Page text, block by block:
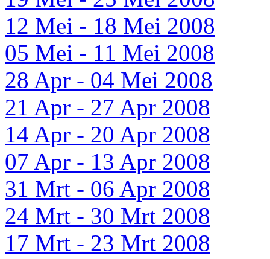
12 Mei - 18 Mei 2008
05 Mei - 11 Mei 2008
28 Apr - 04 Mei 2008
21 Apr - 27 Apr 2008
14 Apr - 20 Apr 2008
07 Apr - 13 Apr 2008
31 Mrt - 06 Apr 2008
24 Mrt - 30 Mrt 2008
17 Mrt - 23 Mrt 2008